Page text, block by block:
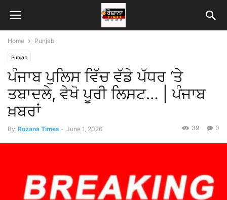
Home Punjab
Punjab
ਪੰਜਾਬ ਪੁਲਿਸ ਵਿੱਚ ਵੱਡੇ ਪੱਧਰ ‘ਤੇ
ਤਬਾਦਲੇ, ਵੇਖੋ ਪੂਰੀ ਲਿਸਟ… | ਪੰਜਾਬ
ਖ਼ਬਰਾਂ
By Rozana Times - June 1, 2026 0
39